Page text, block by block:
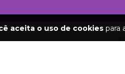
aceita o uso de cookies para